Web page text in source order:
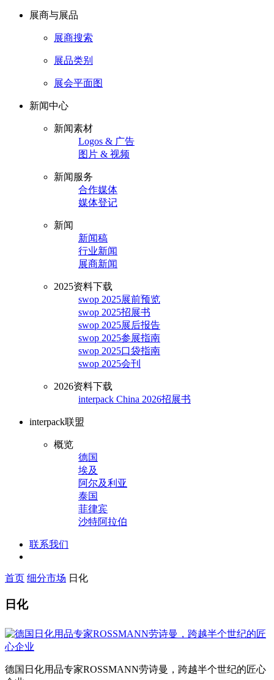
展商与展品
展商搜索
展品类别
展会平面图
新闻中心
新闻素材
Logos & 广告
图片 & 视频
新闻服务
合作媒体
媒体登记
新闻
新闻稿
行业新闻
展商新闻
2025资料下载
swop 2025展前预览
swop 2025招展书
swop 2025展后报告
swop 2025参展指南
swop 2025口袋指南
swop 2025会刊
2026资料下载
interpack China 2026招展书
interpack联盟
概览
德国
埃及
阿尔及利亚
泰国
菲律宾
沙特阿拉伯
联系我们
首页 细分市场 日化
日化
德国日化用品专家ROSSMANN劳诗曼，跨越半个世纪的匠心